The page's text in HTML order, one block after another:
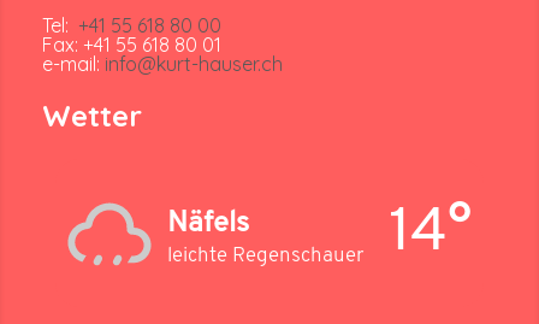
Tel: +41 55 618 80 00
Fax: +41 55 618 80 01
e-mail: info@kurt-hauser.ch
Wetter
Näfels
leichte Regenschauer 14°